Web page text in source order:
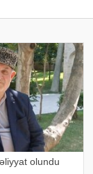
olundu